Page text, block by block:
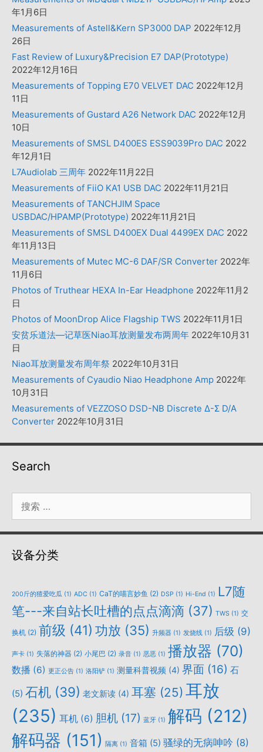
年1月6日
Measurements of Astell&Kern SP3000 DAP 2022年12月
26日
Fast Review of Luxury&Precision E7 DAP(Prototype)
2022年12月16日
Measurements of Topping E70 VELVET DAC 2022年12月
11日
Measurements of Gustard A26 Network DAC 2022年12月
10日
Measurements of SMSL D400ES ESS9039Pro DAC 2022
年12月1日
L7Audiolab 三周年 2022年11月22日
Measurements of FiiO KA1 USB DAC 2022年11月21日
Measurements of TANCHJIM Space
USBDAC/HPAMP(Prototype) 2022年11月21日
Measurements of SMSL D400EX Dual 4499EX DAC 2022
年11月13日
Measurements of Mutec MC-6 DAF/SR Converter 2022年
11月6日
Photos of Truthear HEXA In-Ear Headphone 2022年11月2
日
Photos of MoonDrop Alice Flagship TWS 2022年11月1日
安贫乐道法—记草医Niao耳放测量发布两周年 2022年10月31
日
Niao耳放测量发布周年祭 2022年10月31日
Measurements of Cyaudio Niao Headphone Amp 2022年
10月31日
Measurements of VEZZOSO DSD-NB Discrete Δ-Σ D/A
Converter 2022年10月31日
Search
索：
设备分类
200斤的猹爱吃瓜 (1) ADC (1) CaT的喵言妙鱼 (2) DSP (1) Hi-End (1) L7随
笔---来自站长吐槽的点点滴滴 (37) TWS (1) 交
换机 (2) 前级 (41) 功放 (35) 升频器 (1) 发烧线 (1) 后级 (9)
声卡 (1) 失落的神器 (2) 小尾巴 (2) 录音 (1) 恶恶 (1) 播放器 (70)
数播 (6) 更正公告 (1) 洛阳铲 (1) 测量科普视频 (4) 界面 (16) 石
(5) 石机 (39) 老文新读 (4) 耳塞 (25) 耳放
(235) 耳机 (6) 胆机 (17) 蓝牙 (1) 解码 (212)
解码器 (151) 隔离 (1) 音箱 (5) 骚绿的无病呻吟 (8)